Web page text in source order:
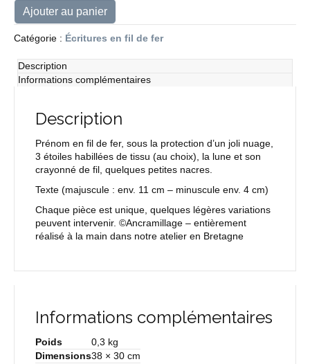
Lenny
et
le
nuage
Ajouter au panier
Catégorie : Écritures en fil de fer
Description
Informations complémentaires
Description
Prénom en fil de fer, sous la protection d’un joli nuage,
3 étoiles habillées de tissu (au choix), la lune et son
crayonné de fil, quelques petites nacres.
Texte (majuscule : env. 11 cm – minuscule env. 4 cm)
Chaque pièce est unique, quelques légères variations
peuvent intervenir. ©Ancramillage – entièrement
réalisé à la main dans notre atelier en Bretagne
Informations complémentaires
Poids
0,3 kg
Dimensions38 × 30 cm